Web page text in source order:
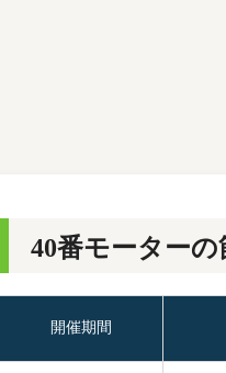
ボートデータ
40番モーターの
開催期間